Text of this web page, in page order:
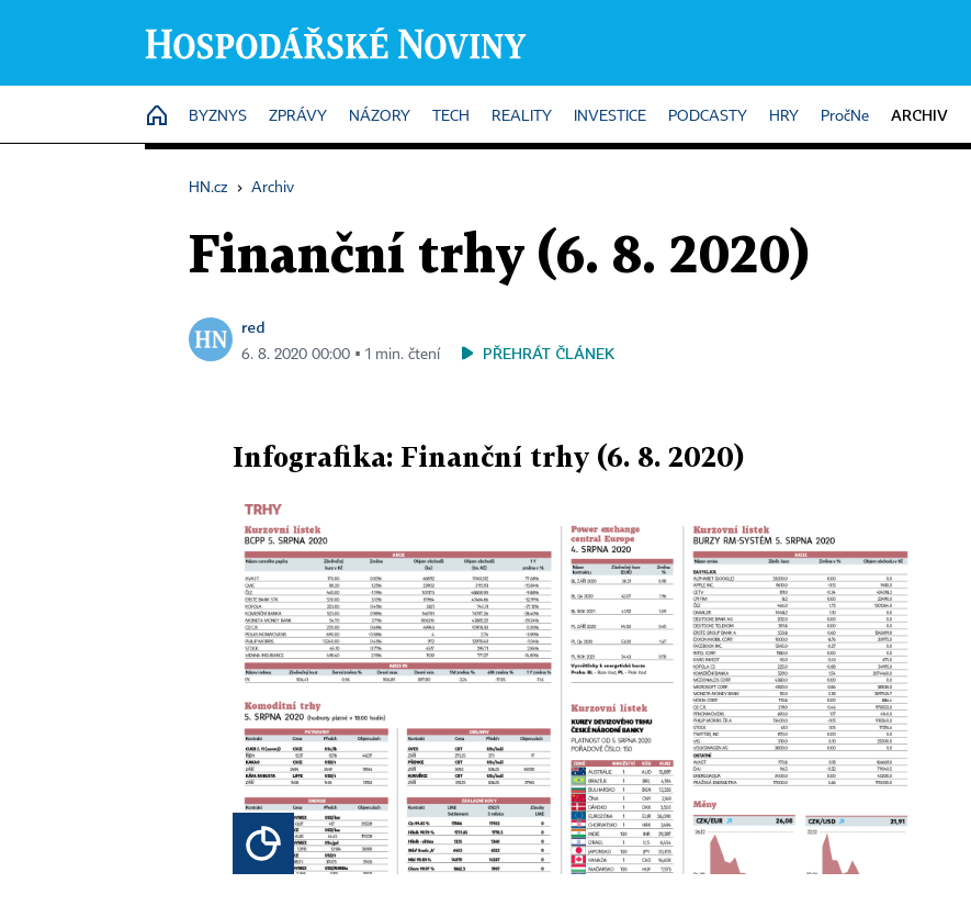
HOME
BYZNYS ZPRÁVY NÁZORY TECH REALITY INVESTICE PODCASTY HRY PročNe ARCHIV
HN.cz › Archiv
Finanční trhy (6. 8. 2020)
red
6. 8. 2020 00:00 ▪ 1 min. čtení PŘEHRÁT ČLÁNEK
Infografika: Finanční trhy (6. 8. 2020)